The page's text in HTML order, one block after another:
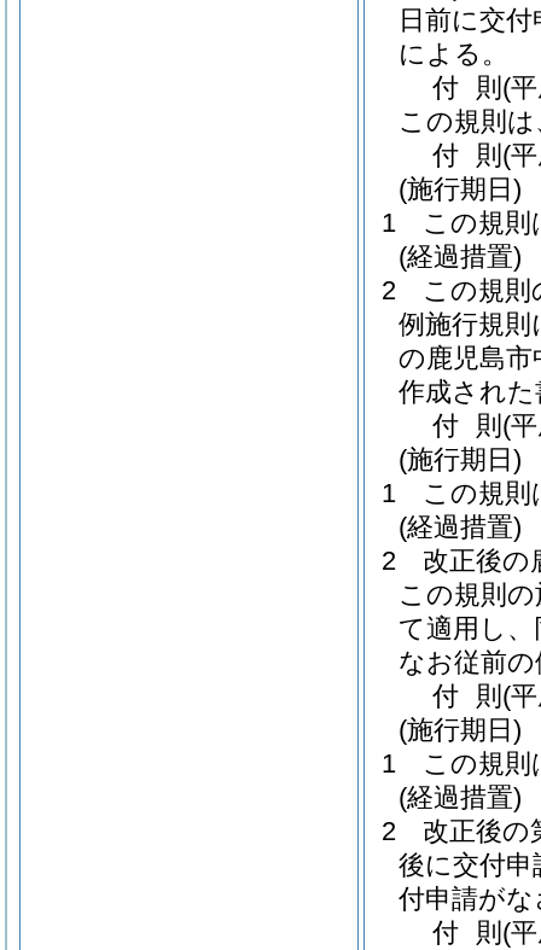
日前に交
による。
付 則 (
この規則
付 則 (
(施行期日)
1
この規則
(経過措置)
2
この規則
例施行規
の鹿児島
作成され
付 則 (
(施行期日)
1
この規則
(経過措置)
2
改正後の
この規則
て適用し
なお従前
付 則 (
(施行期日)
1
この規則
(経過措置)
2
改正後の
後に交付
付申請が
付 則 (